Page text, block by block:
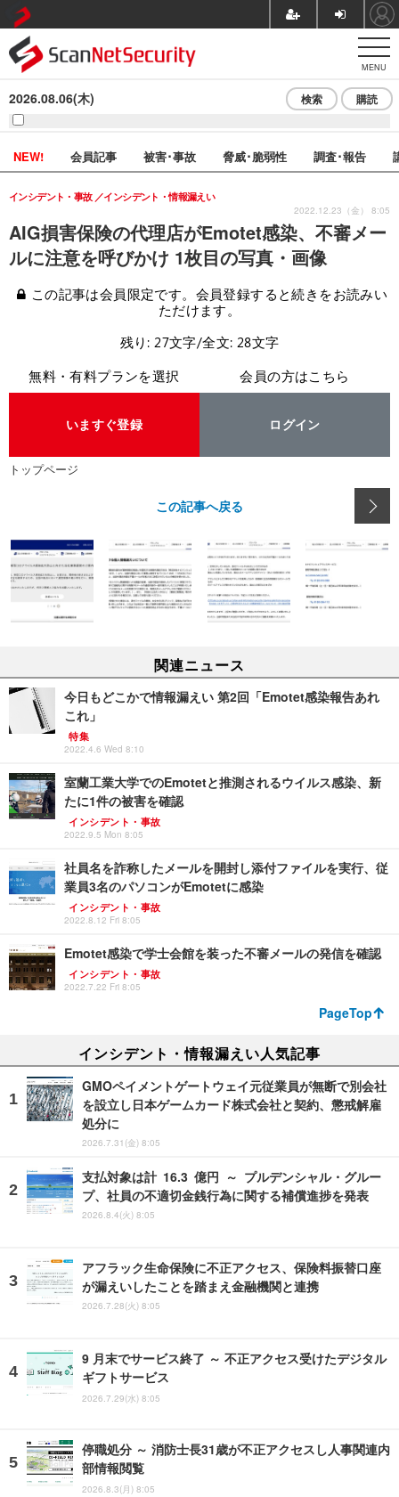
MENU
2026.08.06(木) 検索 購読
NEW! 会員記事 被害･事故 脅威･脆弱性 調査･報告
AIG損害保険の代理店がEmotet感染、不審メー
ルに注意を呼びかけ 1枚目の写真・画像
インシデント・事故 インシデント・情報漏えい
2022.12.23（金） 8:05
この記事は会員限定です。会員登録すると続きをお読みい
ただけます。
残り: 27文字/全文: 28文字
無料・有料プランを選択
いますぐ登録
会員の方はこちら
ログイン
トップページ
この記事へ戻る
関連ニュース
今日もどこかで情報漏えい 第2回「Emotet感染報告あれ
これ」
特集
2022.4.6 Wed 8:10
室蘭工業大学でのEmotetと推測されるウイルス感染、新
たに1件の被害を確認
インシデント・事故
2022.9.5 Mon 8:05
社員名を詐称したメールを開封し添付ファイルを実行、従
業員3名のパソコンがEmotetに感染
インシデント・事故
2022.8.12 Fri 8:05
Emotet感染で学士会館を装った不審メールの発信を確認
インシデント・事故
2022.7.22 Fri 8:05
PageTop
インシデント・情報漏えい人気記事
GMOペイメントゲートウェイ元従業員が無断で別会社
を設立し日本ゲームカード株式会社と契約、懲戒解雇
処分に
2026.7.31(金) 8:05
支払対象は計 16.3 億円 ～ プルデンシャル・グルー
プ、社員の不適切金銭行為に関する補償進捗を発表
2026.8.4(火) 8:05
アフラック生命保険に不正アクセス、保険料振替口座
が漏えいしたことを踏まえ金融機関と連携
2026.7.28(火) 8:05
9 月末でサービス終了 ～ 不正アクセス受けたデジタル
ギフトサービス
2026.7.29(水) 8:05
停職処分 ～ 消防士長31歳が不正アクセスし人事関連内
部情報閲覧
2026.8.3(月) 8:05